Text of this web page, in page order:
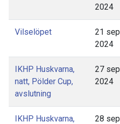
2024
Vilselöpet
21 sep
2024
IKHP Huskvarna,
natt, Pölder Cup,
avslutning
27 sep
2024
IKHP Huskvarna,
28 sep